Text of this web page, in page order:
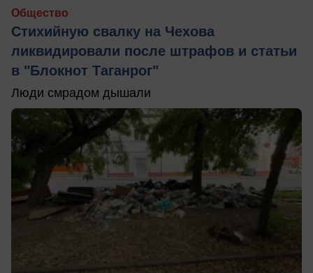
Общество
Стихийную свалку на Чехова
ликвидировали после штрафов и статьи
в "Блокнот Таганрог"
Люди смрадом дышали